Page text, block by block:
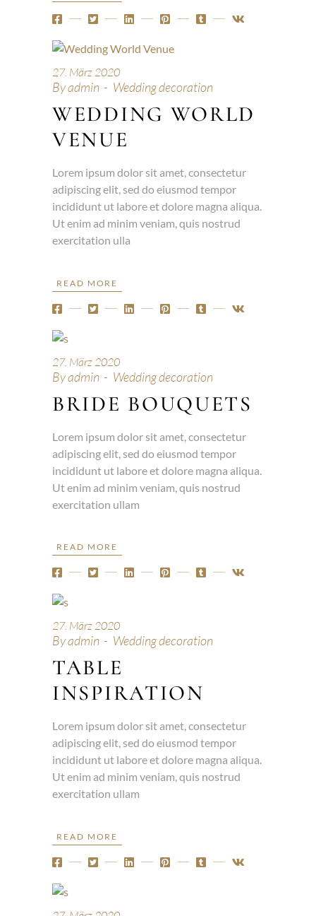
27. März 2020
Byadmin Wedding decoration
WEDDING WORLD
VENUE
Lorem ipsum dolor sit amet, consectetur
adipiscing elit, sed do eiusmod tempor
incididunt ut labore et dolore magna aliqua.
Ut enim ad minim veniam, quis nostrud
exercitation ulla
READ MORE
27. März 2020
Byadmin Wedding decoration
BRIDE BOUQUETS
Lorem ipsum dolor sit amet, consectetur
adipiscing elit, sed do eiusmod tempor
incididunt ut labore et dolore magna aliqua.
Ut enim ad minim veniam, quis nostrud
exercitation ullam
READ MORE
27. März 2020
Byadmin Wedding decoration
TABLE
INSPIRATION
Lorem ipsum dolor sit amet, consectetur
adipiscing elit, sed do eiusmod tempor
incididunt ut labore et dolore magna aliqua.
Ut enim ad minim veniam, quis nostrud
exercitation ullam
READ MORE